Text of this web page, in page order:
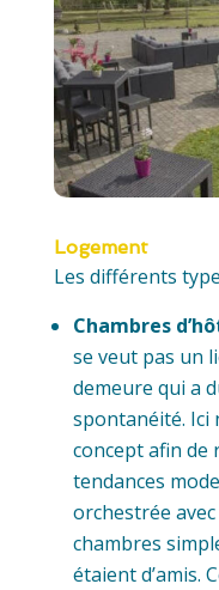
Logement
Les différents
Chambres
se veut pas un
demeure qui a
spontanéité. Ici
concept afin de
tendances
orchestrée
chambres
étaient d’amis.